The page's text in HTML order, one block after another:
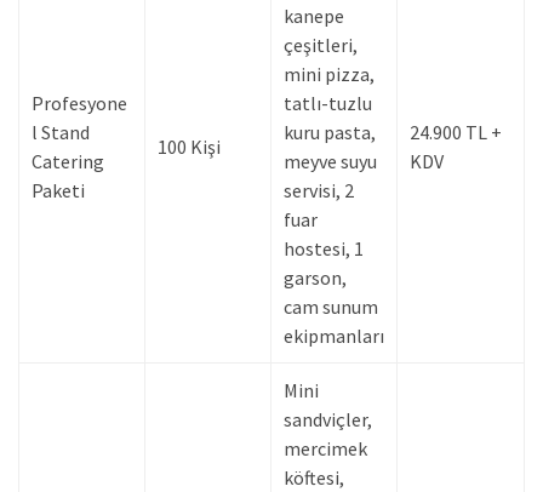
Profesyone
l Stand
Catering
Paketi
100 Kişi
kanepe
çeşitleri,
mini pizza,
tatlı-tuzlu
kuru pasta,
meyve suyu
servisi, 2
fuar
hostesi, 1
garson,
cam sunum
ekipmanları
24.900 TL +
KDV
Mini
sandviçler,
mercimek
köftesi,